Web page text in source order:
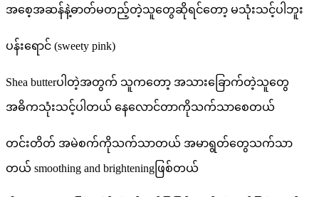
အစေ့အဆန်နဲ့ဓာတ်မတည့်တဲ့သူတွေဆိုရင်တော့ မသုံးသင့်ပါဘူး
ပန်းရောင် (sweety pink)
Shea butterပါတဲ့အတွက် သူကတော့ အသားခြောက်တဲ့သူတွေ
အဓိကသုံးသင့်ပါတယ် နေလောင်တာကိုသက်သာစေတယ်
တင်းတိတ် အမဲစက်ကိုသက်သာတယ် အမာရွတ်တွေသက်သာ
တယ် smoothing and brighteningဖြစ်တယ်